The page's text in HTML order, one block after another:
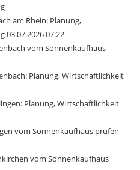
am Rhein: Planung,
07:22
vom Sonnenkaufhaus
Planung, Wirtschaftlichkeit
Planung, Wirtschaftlichkeit
vom Sonnenkaufhaus prüfen
vom Sonnenkaufhaus